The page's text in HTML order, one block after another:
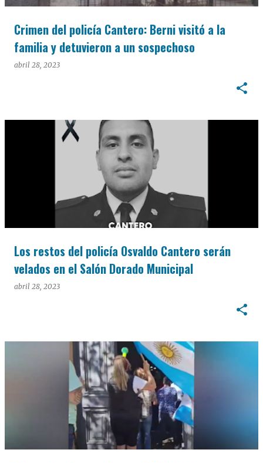
Crimen del policía Cantero: Berni visitó a la
familia y detuvieron a un sospechoso
abril 28, 2023
Los restos del policía Osvaldo Cantero serán
velados en el Salón Dorado Municipal
abril 28, 2023